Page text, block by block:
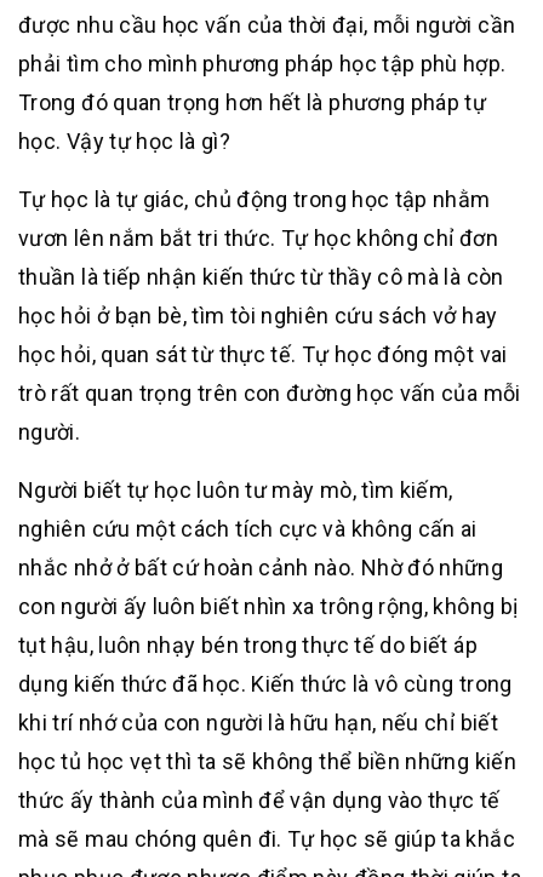
được nhu cầu học vấn của thời đại, mỗi người cần
phải tìm cho mình phương pháp học tập phù hợp.
Trong đó quan trọng hơn hết là phương pháp tự
học. Vậy tự học là gì?
Tự học là tự giác, chủ động trong học tập nhằm
vươn lên nắm bắt tri thức. Tự học không chỉ đơn
thuần là tiếp nhận kiến thức từ thầy cô mà là còn
học hỏi ở bạn bè, tìm tòi nghiên cứu sách vở hay
học hỏi, quan sát từ thực tế. Tự học đóng một vai
trò rất quan trọng trên con đường học vấn của mỗi
người.
Người biết tự học luôn tư mày mò, tìm kiếm,
nghiên cứu một cách tích cực và không cấn ai
nhắc nhở ở bất cứ hoàn cảnh nào. Nhờ đó những
con người ấy luôn biết nhìn xa trông rộng, không bị
tụt hậu, luôn nhạy bén trong thực tế do biết áp
dụng kiến thức đã học. Kiến thức là vô cùng trong
khi trí nhớ của con người là hữu hạn, nếu chỉ biết
học tủ học vẹt thì ta sẽ không thể biền những kiến
thức ấy thành của mình để vận dụng vào thực tế
mà sẽ mau chóng quên đi. Tự học sẽ giúp ta khắc